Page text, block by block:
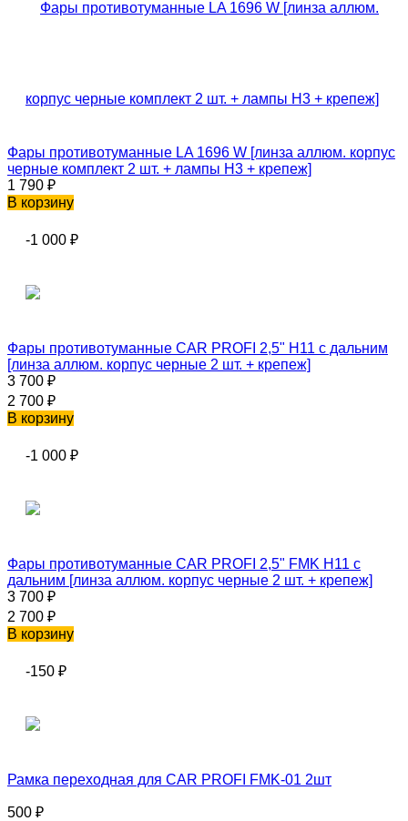
Фары противотуманные LA 1696 W [линза аллюм. корпус
черные комплект 2 шт. + лампы H3 + крепеж]
1 790 ₽
В корзину
-1 000 ₽
Фары противотуманные CAR PROFI 2,5" H11 с дальним
[линза аллюм. корпус черные 2 шт. + крепеж]
3 700 ₽
2 700 ₽
В корзину
-1 000 ₽
Фары противотуманные CAR PROFI 2,5" FMK H11 с
дальним [линза аллюм. корпус черные 2 шт. + крепеж]
3 700 ₽
2 700 ₽
В корзину
-150 ₽
Рамка переходная для CAR PROFI FMK-01 2шт
500 ₽